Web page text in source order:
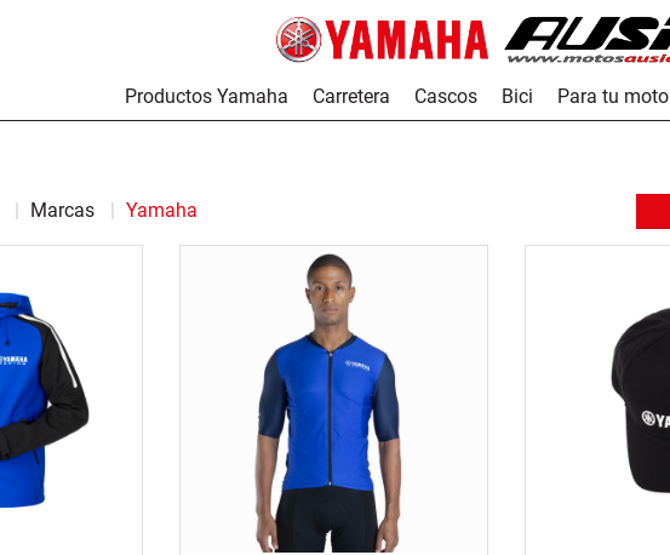
Productos Yamaha Carretera Cascos Bici Para tu moto
Marcas Yamaha